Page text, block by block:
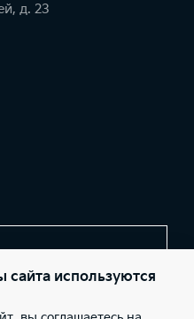
д. 23
звонок
используются